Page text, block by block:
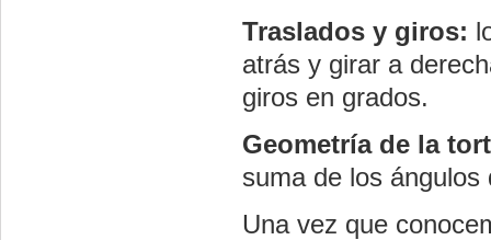
Traslados y giros:
atrás y girar a
giros en grados.
Geometría de la
suma de los ángulos
Una vez que